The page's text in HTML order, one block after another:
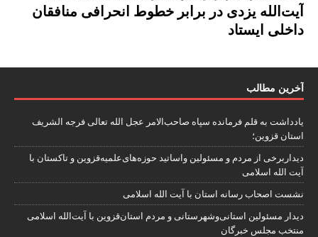
آیت‌الله یزدی در برابر خطوط انحرافی منافقان
داخلی ایستاد
آخرین مطالب
یادداشت به قلم فرمانده سپاه صاحب‌الامر عجل الله تعالی فرجه الشریف
استان قزوین؛
دیداربرخی از مردم و مسئولین واساتید حوزه‌های‌علمیه‌قزوین و تاکستان با
آیت الله اسلامی
نشست اصحاب رسانه استان با آیت الله اسلامی
دیدار مسئولین استانی‌وشهرستانی و مردم‌ استان‌قزوین با آیت‌الله‌ اسلامی
منتخب مجلس‌ خبرگان